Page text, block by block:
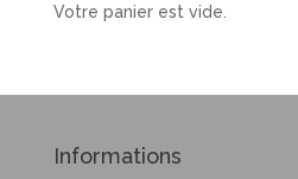
Votre panier est vide.
Informations